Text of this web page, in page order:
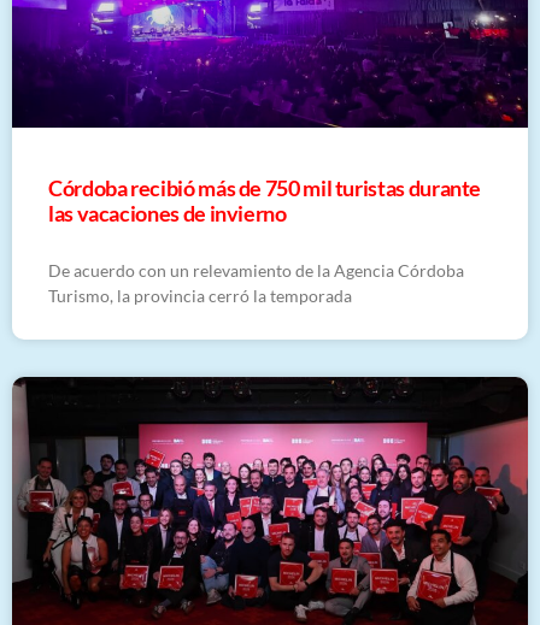
Córdoba recibió más de 750 mil turistas durante
las vacaciones de invierno
De acuerdo con un relevamiento de la Agencia Córdoba
Turismo, la provincia cerró la temporada